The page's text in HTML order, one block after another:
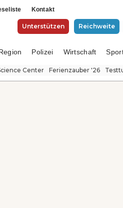
Kontakt
Unterstützen Reichweite
Polizei Wirtschaft
Center Ferienzauber '26